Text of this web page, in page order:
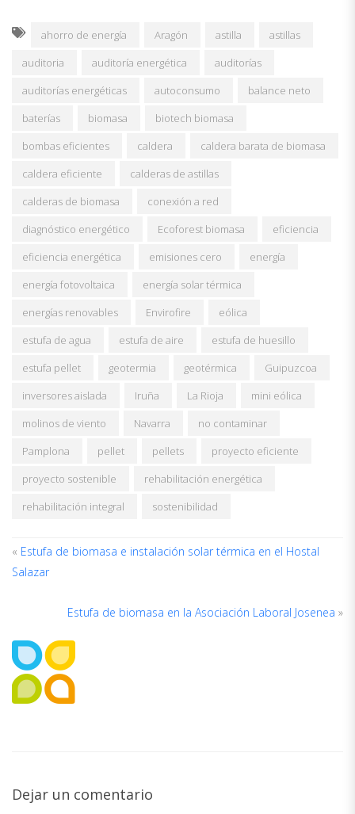
ahorro de energía Aragón astilla
astillas
auditoria
auditoría energética
auditorías
auditorías energéticas
autoconsumo
balance neto
baterías
biomasa
biotech biomasa
bombas eficientes
caldera
caldera barata de biomasa
caldera eficiente
calderas de astillas
calderas de biomasa
conexión a red
diagnóstico energético
Ecoforest biomasa
eficiencia
eficiencia energética
emisiones cero
energía
energía fotovoltaica
energía solar térmica
energías renovables
Envirofire
eólica
estufa de agua
estufa de aire
estufa de huesillo
estufa pellet
geotermia geotérmica
Guipuzcoa
inversores aislada
Iruña La Rioja
mini eólica
molinos de viento
Navarra
no contaminar
Pamplona
pellet pellets
proyecto eficiente
proyecto sostenible
rehabilitación energética
rehabilitación integral
sostenibilidad
« Estufa de biomasa e instalación solar térmica en el Hostal
Salazar
Estufa de biomasa en la Asociación Laboral Josenea »
Dejar un comentario